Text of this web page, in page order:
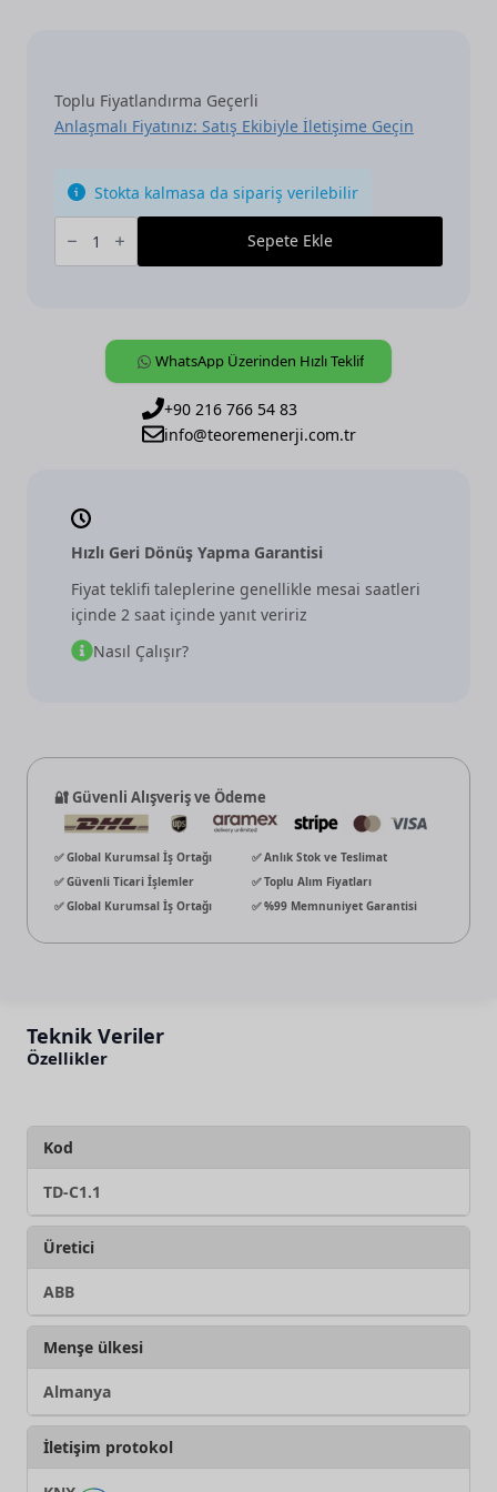
Teknik Veriler
Özellikler
Kod
TD-C1.1
Üretici
ABB
Menşe ülkesi
Almanya
İletişim protokol
Toplu Fiyatlandırma Geçerli
Anlaşmalı Fiyatınız: Satış Ekibiyle İletişime Geçin
Stokta kalmasa da sipariş verilebilir
ABB,
KNX,
C1.1],
Contact
Sepete Ekle
WhatsApp Üzerinden Hızlı Teklif
+90 216 766 54 83
info@teoremenerji.com.tr
Hızlı Geri Dönüş Yapma Garantisi
Fiyat teklifi taleplerine genellikle mesai saatleri
içinde 2 saat içinde yanıt veririz
Nasıl Çalışır?
🔐 Güvenli Alışveriş ve Ödeme
✅ Global Kurumsal İş Ortağı
✅ Anlık Stok ve Teslimat
✅ Güvenli Ticari İşlemler
✅ Toplu Alım Fiyatları
✅ Global Kurumsal İş Ortağı
✅ %99 Memnuniyet Garantisi